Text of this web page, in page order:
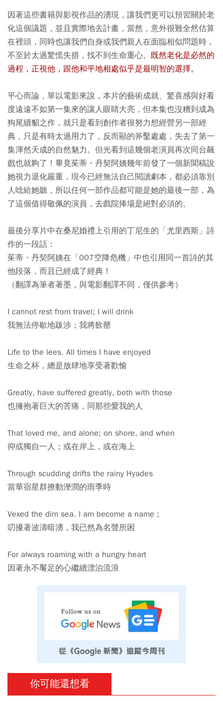
因著這些書籍與影視作品的湧現，讓我們更可以預習關於老
化這個議題，並且實際地去計畫，當然，意外很難全然估算
在裡頭，同時也讓我們自身或我們親人在面臨相似問題時，
不至於太過驚慌失措，找不到生命重心。 既然老化是必然的
過程，正視他，跟他和平地相處似乎是最明智的選擇。
平心而論，單以電影來說，本片的藝術成就、驚喜感與好看
度遠遠不如第一集來的讓人眼睛大亮，但本集也沒糟到成為
狗尾續貂之作，就只是看到創作者很努力想經營另一部經
典，只是有時太過用力了，反而顯的斧鑿處處，失去了第一
集渾然天成的自然魅力。但光看到這幾個老演員再次同台飆
戲也就夠了！畢竟茱蒂・丹契阿姨幾年前發了一個新聞稿說
她視力退化嚴重，現今已經無法自己閱讀劇本，都必須靠別
人唸給她聽，所以任何一部作品都可能是她的最後一部，為
了這個值得敬佩的演員，去戲院捧場是絕對必須的。
最後分享片中在桑尼婚禮上引用的丁尼生的「尤里西斯」詩
作的一段話：
茱蒂・丹契阿姨在「007空降危機」中也引用同一首詩的其
他段落，而且已經成了經典！
（翻譯為筆者著墨，與電影翻譯不同，僅供參考）
I cannot rest from travel; I will drink
我無法停歇地跋涉；我將飲罄
Life to the lees. All times I have enjoyed
生命之杯，總是放肆地享受著歡愉
Greatly, have suffered greatly, both with those
也擁抱著巨大的苦痛，同那些愛我的人
That loved me, and alone; on shore, and when
抑或獨自一人；或在岸上，或在海上
Through scudding drifts the rainy Hyades
當華宿星群撩動溼潤的雨季時
Vexed the dim sea. I am become a name ;
叨擾著波濤暗湧，我已然為名聲所困
For always roaming with a hungry heart
因著永不饜足的心繼續漂泊流浪
你可能還想看